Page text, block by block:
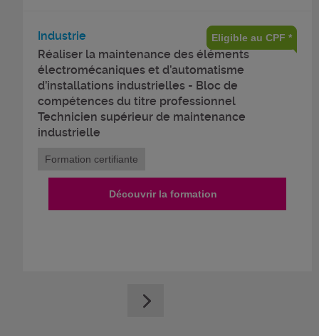
Industrie
Réaliser la maintenance des éléments
électromécaniques et d’automatisme
d’installations industrielles - Bloc de
compétences du titre professionnel
Technicien supérieur de maintenance
industrielle
Eligible au CPF *
Formation certifiante
Découvrir la formation